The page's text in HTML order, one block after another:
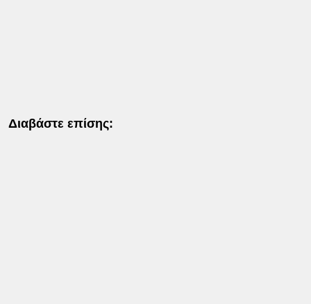
Διαβάστε επίσης: